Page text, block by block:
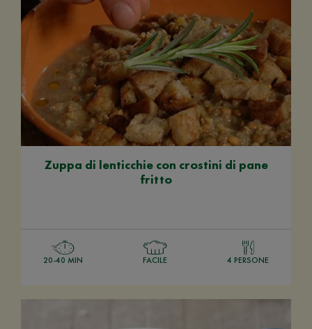
Zuppa di lenticchie con crostini di pane
fritto
20-40 MIN FACILE 4 PERSONE